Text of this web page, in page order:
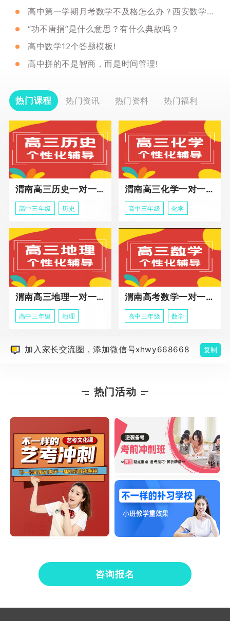
高中第一学期月考数学不及格怎么办？西安数学一对一哪个好？
“功不唐捐”是什么意思？有什么典故吗？
高中数学12个答题模板!
高中拼的不是智商，而是时间管理!
热门课程 热门资讯 热门资料 热门福利
渭南高三历史一对一冲刺课程
高中三年级 历史
渭南高三化学一对一个性化辅导课程
高中三年级 化学
渭南高三地理一对一同步辅导课程
高中三年级 地理
渭南高考数学一对一个性化辅导课程
高中三年级 数学
加入家长交流圈，添加微信号xhwy668668 复制
热门活动
咨询报名